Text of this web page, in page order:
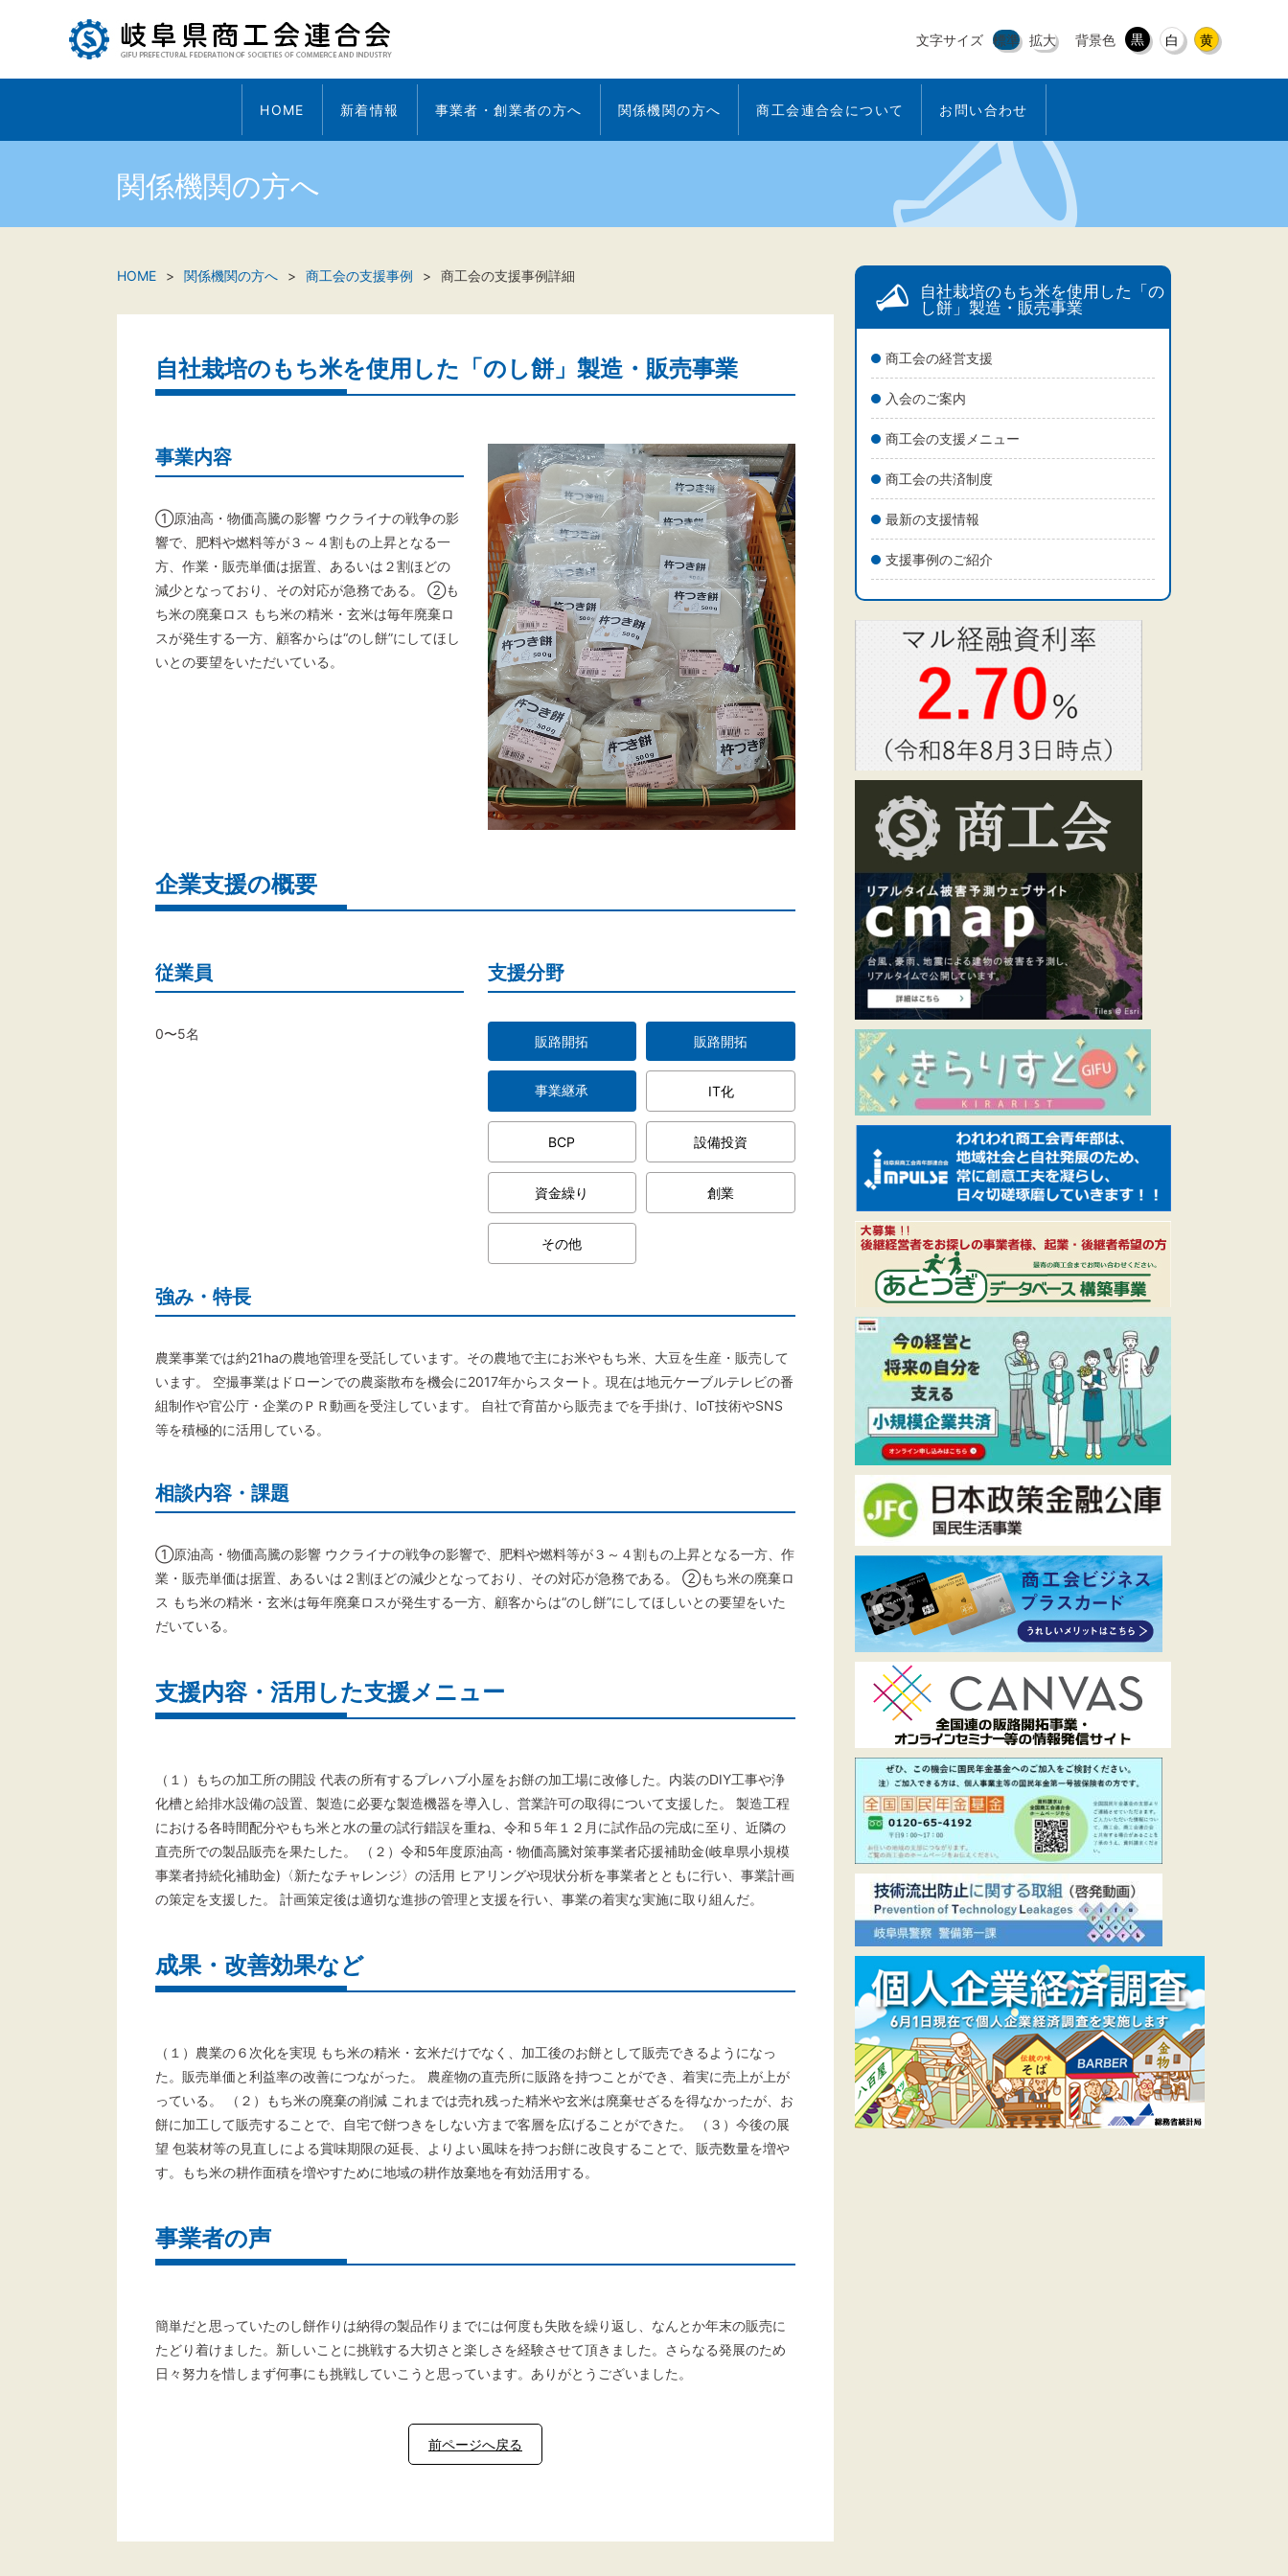
文字サイズ 標準 拡大 背景色 黒 白 黄
HOME 新着情報 事業者・創業者の方へ 関係機関の方へ 商工会連合会について お問い合わせ
関係機関の方へ
自社栽培のもち米を使用した「の
し餅」製造・販売事業
商工会の経営支援
入会のご案内
商工会の支援メニュー
商工会の共済制度
最新の支援情報
支援事例のご紹介
HOME 関係機関の方へ 商工会の支援事例 商工会の支援事例詳細
自社栽培のもち米を使用した「のし餅」製造・販売事業
事業内容
①原油高・物価高騰の影響 ウクライナの戦争の影
響で、肥料や燃料等が３～４割もの上昇となる一
方、作業・販売単価は据置、あるいは２割ほどの
減少となっており、その対応が急務である。 ②も
ち米の廃棄ロス もち米の精米・玄米は毎年廃棄ロ
スが発生する一方、顧客からは“のし餅”にしてほし
いとの要望をいただいている。
企業支援の概要
従業員
0〜5名
支援分野
販路開拓 販路開拓
事業継承 IT化
BCP 設備投資
資金繰り 創業
その他
強み・特長
農業事業では約21haの農地管理を受託しています。その農地で主にお米やもち米、大豆を生産・販売して
います。 空撮事業はドローンでの農薬散布を機会に2017年からスタート。現在は地元ケーブルテレビの番
組制作や官公庁・企業のＰＲ動画を受注しています。 自社で育苗から販売までを手掛け、IoT技術やSNS
等を積極的に活用している。
相談内容・課題
①原油高・物価高騰の影響 ウクライナの戦争の影響で、肥料や燃料等が３～４割もの上昇となる一方、作
業・販売単価は据置、あるいは２割ほどの減少となっており、その対応が急務である。 ②もち米の廃棄ロ
ス もち米の精米・玄米は毎年廃棄ロスが発生する一方、顧客からは“のし餅”にしてほしいとの要望をいた
だいている。
支援内容・活用した支援メニュー
（１）もちの加工所の開設 代表の所有するプレハブ小屋をお餅の加工場に改修した。内装のDIY工事や浄
化槽と給排水設備の設置、製造に必要な製造機器を導入し、営業許可の取得について支援した。 製造工程
における各時間配分やもち米と水の量の試行錯誤を重ね、令和５年１２月に試作品の完成に至り、近隣の
直売所での製品販売を果たした。 （２）令和5年度原油高・物価高騰対策事業者応援補助金(岐阜県小規模
事業者持続化補助金)〈新たなチャレンジ〉の活用 ヒアリングや現状分析を事業者とともに行い、事業計画
の策定を支援した。 計画策定後は適切な進捗の管理と支援を行い、事業の着実な実施に取り組んだ。
成果・改善効果など
（１）農業の６次化を実現 もち米の精米・玄米だけでなく、加工後のお餅として販売できるようになっ
た。販売単価と利益率の改善につながった。 農産物の直売所に販路を持つことができ、着実に売上が上が
っている。 （２）もち米の廃棄の削減 これまでは売れ残った精米や玄米は廃棄せざるを得なかったが、お
餅に加工して販売することで、自宅で餅つきをしない方まで客層を広げることができた。 （３）今後の展
望 包装材等の見直しによる賞味期限の延長、よりよい風味を持つお餅に改良することで、販売数量を増や
す。もち米の耕作面積を増やすために地域の耕作放棄地を有効活用する。
事業者の声
簡単だと思っていたのし餅作りは納得の製品作りまでには何度も失敗を繰り返し、なんとか年末の販売に
たどり着けました。新しいことに挑戦する大切さと楽しさを経験させて頂きました。さらなる発展のため
日々努力を惜しまず何事にも挑戦していこうと思っています。ありがとうございました。
前ページへ戻る